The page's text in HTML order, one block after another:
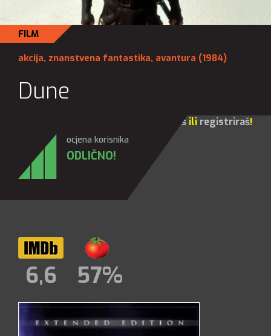
FILM
akcija, znanstvena fantastika, avantura (1984)
Dune
prijaviš ili registriraš!
ocjena korisnika
ODLIČNO!
6,6 57%